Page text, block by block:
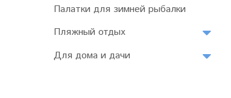
Палатки для зимней рыбалки
Пляжный отдых
Для дома и дачи